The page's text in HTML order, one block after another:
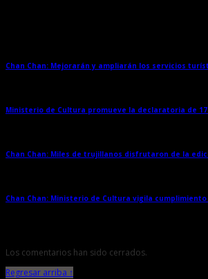
Chan Chan: Mejorarán y ampliarán los servicios
Ministerio de Cultura promueve la declaratoria de
Chan Chan: Miles de trujillanos disfrutaron de la
Chan Chan: Ministerio de Cultura vigila
Los comentarios han sido cerrados.
Regresar arriba ↑